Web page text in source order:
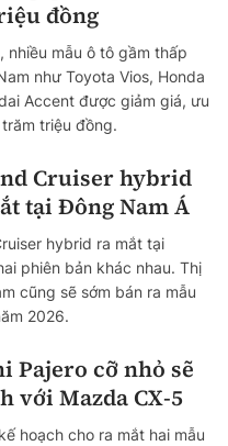
đồng
nhiều mẫu ô tô gầm thấp
như Toyota Vios, Honda
Accent được giảm giá, ưu
triệu đồng.
Cruiser hybrid
tại Đông Nam Á
hybrid ra mắt tại
phiên bản khác nhau. Thị
cũng sẽ sớm bán ra mẫu
2026.
Pajero cỡ nhỏ sẽ
với Mazda CX-5
hoạch cho ra mắt hai mẫu